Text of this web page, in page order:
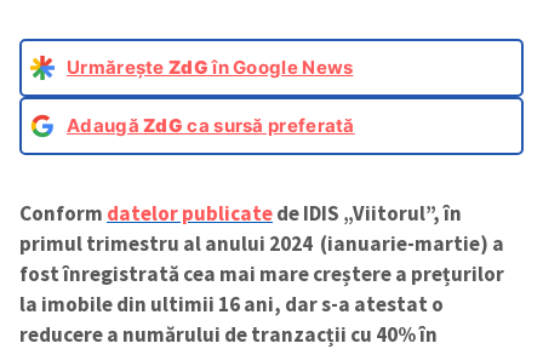
Urmărește ZdGîn Google News
AdaugăZdG ca sursă preferată
Conform datelor publicatede IDIS „Viitorul”,în
primul trimestru al anului 2024 (ianuarie-martie) a
fost înregistrată cea mai mare creștere a prețurilor
la imobile din ultimii 16 ani, dar s-a atestat o
reducere a numărului de tranzacții cu 40% în